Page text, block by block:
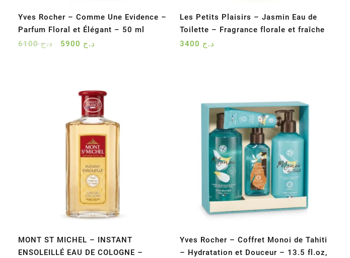
Yves Rocher – Comme Une Evidence –
Parfum Floral et Élégant – 50 ml
د.ج6100
Le
د.ج
Les Petits Plaisirs – Jasmin Eau de
Toilette – Fragrance florale et fraîche
د.ج
MONT ST MICHEL – INSTANT
ENSOLEILLÉ EAU DE COLOGNE –
Yves Rocher – Coffret Monoi de Tahiti
– Hydratation et Douceur – 13.5 fl.oz,